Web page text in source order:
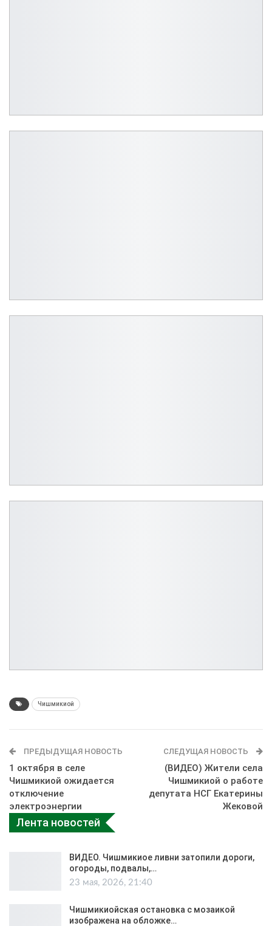
Чишмикиой
ПРЕДЫДУЩАЯ НОВОСТЬ
1 октября в селе
Чишмикиой ожидается
отключение
электроэнергии
СЛЕДУЩАЯ НОВОСТЬ
(ВИДЕО) Жители села
Чишмикиой о работе
депутата НСГ Екатерины
Жековой
Лента новостей
ВИДЕО. Чишмикиое ливни затопили дороги,
огороды, подвалы,…
23 мая, 2026, 21:40
Чишмикиойская остановка с мозаикой
изображена на обложке…